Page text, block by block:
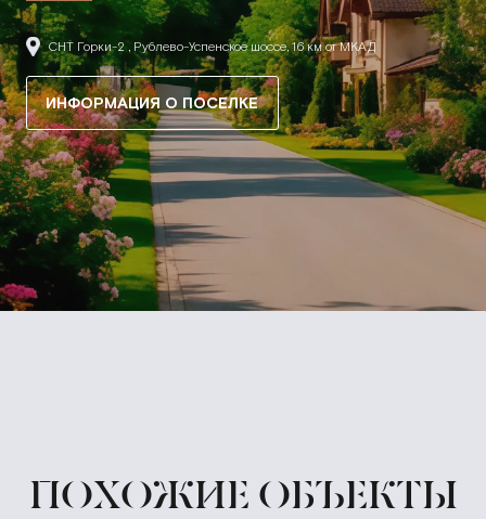
СНТ Горки-2 , Рублево-Успенское шоссе, 16 км от МКАД
ИНФОРМАЦИЯ О ПОСЕЛКЕ
ПОХОЖИЕ ОБЪЕКТЫ